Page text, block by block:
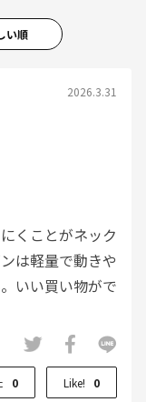
い順
2026.3.31
くことがネック
は軽量で動きや
いい買い物がで
0 Like! 0